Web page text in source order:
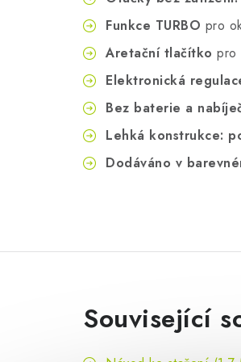
Funkce TURBO pro
Aretační tlačítko pro
Elektronická
Bez baterie a
Lehká konstrukce:
Dodáváno v
Související